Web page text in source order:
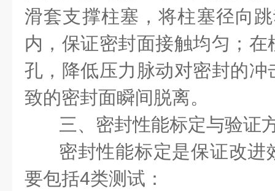
滑套支撑柱塞，将柱塞径向
内，保证密封面接触均匀；
孔，降低压力脉动对密封的
致的密封面瞬间脱离。
三、密封性能标定与验证
密封性能标定是保证改进
要包括4类测试：